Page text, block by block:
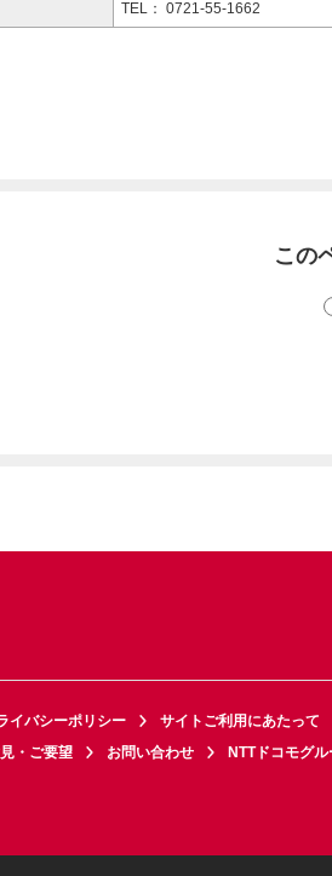
TEL： 0721-55-1662
この
イバシーポリシー サイトご利用にあたって
・ご要望 お問い合わせ NTTドコモグル